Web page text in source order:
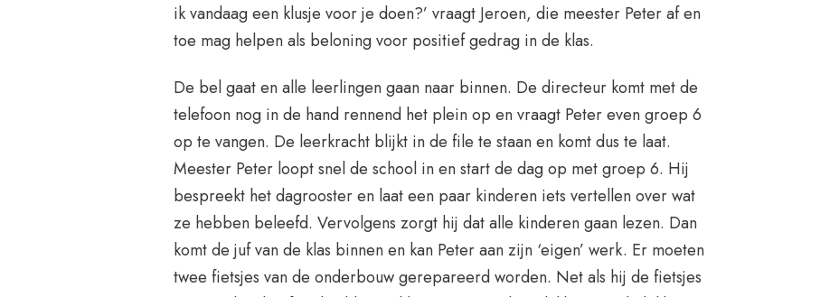
ik vandaag een klusje voor je doen?’ vraagt Jeroen, die meester Peter af en
toe mag helpen als beloning voor positief gedrag in de klas.
De bel gaat en alle leerlingen gaan naar binnen. De directeur komt met de
telefoon nog in de hand rennend het plein op en vraagt Peter even groep 6
op te vangen. De leerkracht blijkt in de file te staan en komt dus te laat.
Meester Peter loopt snel de school in en start de dag op met groep 6. Hij
bespreekt het dagrooster en laat een paar kinderen iets vertellen over wat
ze hebben beleefd. Vervolgens zorgt hij dat alle kinderen gaan lezen. Dan
komt de juf van de klas binnen en kan Peter aan zijn ‘eigen’ werk. Er moeten
twee fietsjes van de onderbouw gerepareerd worden. Net als hij de fietsjes